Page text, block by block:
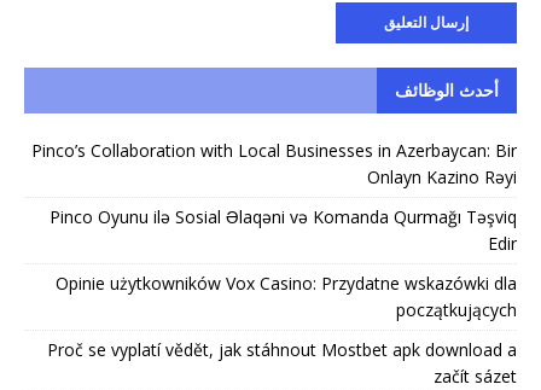
أحدث الوظائف
Pinco’s Collaboration with Local Businesses in Azerbaycan: Bir
Onlayn Kazino Rəyi
Pinco Oyunu ilə Sosial Əlaqəni və Komanda Qurmağı Təşviq
Edir
Opinie użytkowników Vox Casino: Przydatne wskazówki dla
początkujących
Proč se vyplatí vědět, jak stáhnout Mostbet apk download a
začít sázet